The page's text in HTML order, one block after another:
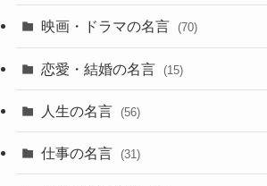
映画・ドラマの名言 (70)
恋愛・結婚の名言 (15)
人生の名言 (56)
仕事の名言 (31)